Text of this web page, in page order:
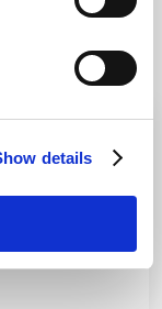
details